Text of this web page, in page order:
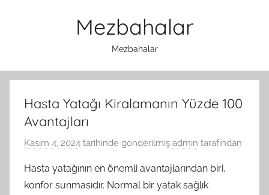
Mezbahalar
Mezbahalar
Hasta Yatağı Kiralamanın Yüzde 100
Avantajları
Kasım 4, 2024 tarihinde gönderilmiş admin tarafından
Hasta yatağının en önemli avantajlarından biri,
konfor sunmasıdır. Normal bir yatak sağlık